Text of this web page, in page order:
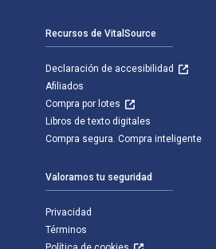
Recursos de VitalSource
Declaración de accesibilidad
Afiliados
Compra por lotes
Libros de texto digitales
Compra segura. Compra inteligente
Valoramos tu seguridad
Privacidad
Términos